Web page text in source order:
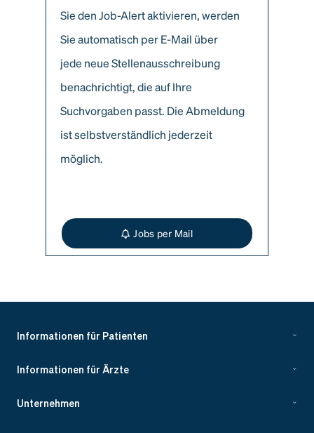
Sie den Job-Alert aktivieren, werden
Sie automatisch per E-Mail über
jede neue Stellenausschreibung
benachrichtigt, die auf Ihre
Suchvorgaben passt. Die Abmeldung
ist selbstverständlich jederzeit
möglich.
Jobs per Mail
Informationen für Patienten
Informationen für Ärzte
Unternehmen